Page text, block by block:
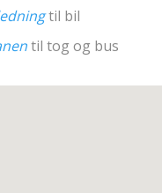
til bil
til tog og bus